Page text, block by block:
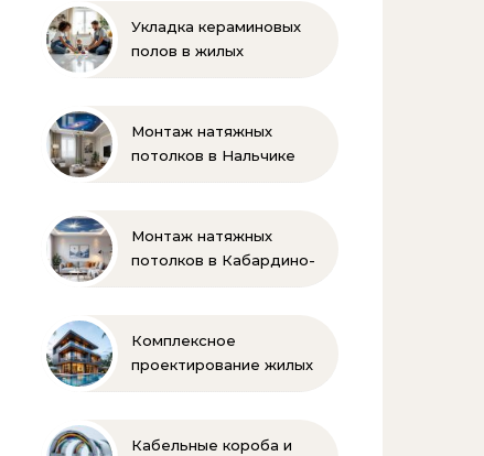
Укладка кераминовых
полов в жилых
Монтаж натяжных
потолков в Нальчике
Монтаж натяжных
потолков в Кабардино-
Комплексное
проектирование жилых
Кабельные короба и